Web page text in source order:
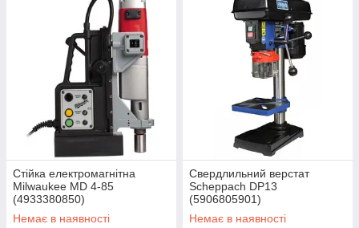
Стійка електромагнітна
Milwaukee MD 4-85
(4933380850)
Немає в наявності
Свердлильний верстат
Scheppach DP13
(5906805901)
Немає в наявності